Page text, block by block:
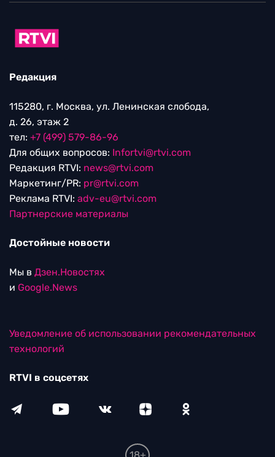
Редакция
115280, г. Москва, ул. Ленинская слобода,
д. 26, этаж 2
тел: +7 (499) 579-86-96
Для общих вопросов: Infortvi@rtvi.com
Редакция RTVI: news@rtvi.com
Маркетинг/PR: pr@rtvi.com
Реклама RTVI: adv-eu@rtvi.com
Партнерские материалы
Достойные новости
Мы в Дзен.Новостях
и Google.News
Уведомление об использовании рекомендательных
технологий
RTVI в соцсетях